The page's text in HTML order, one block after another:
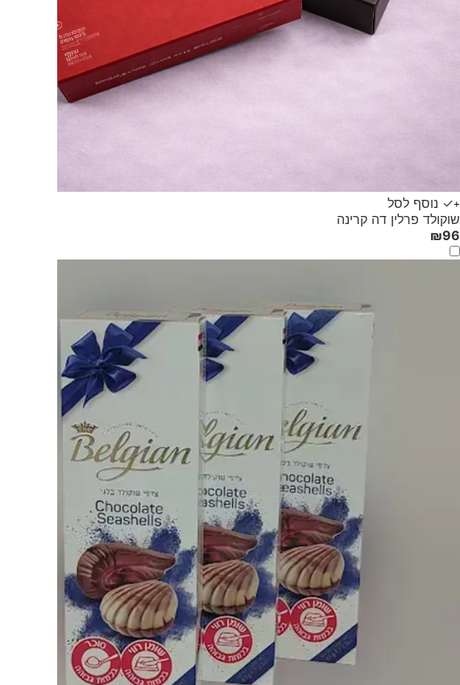
+✓ נוסף לסל
שוקולד פרלין דה קרינה
₪96